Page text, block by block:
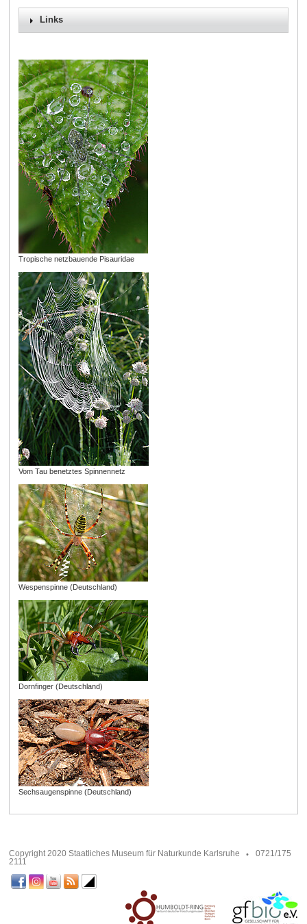
Links
Tropische netzbauende Pisauridae
Vom Tau benetztes Spinnennetz
Wespenspinne (Deutschland)
Dornfinger (Deutschland)
Sechsaugenspinne (Deutschland)
Copyright 2020 Staatliches Museum für Naturkunde Karlsruhe
0721/175
2111